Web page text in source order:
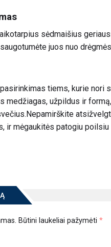
sėdmaišius
juos nuo
tiems, kurie nori
medžiagas, užpildus ir
ir mėgaukitės patogiu poilsiu
Būtini laukeliai pažymėti *